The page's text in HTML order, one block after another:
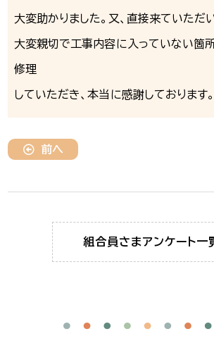
大変助かりました。又、直接来ていただ
大変親切で工事内容に入っていない箇
修理
していただき、本当に感謝しております。
前へ
組合員さまアンケート一